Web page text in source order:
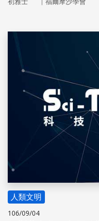
人類文明
106/09/04